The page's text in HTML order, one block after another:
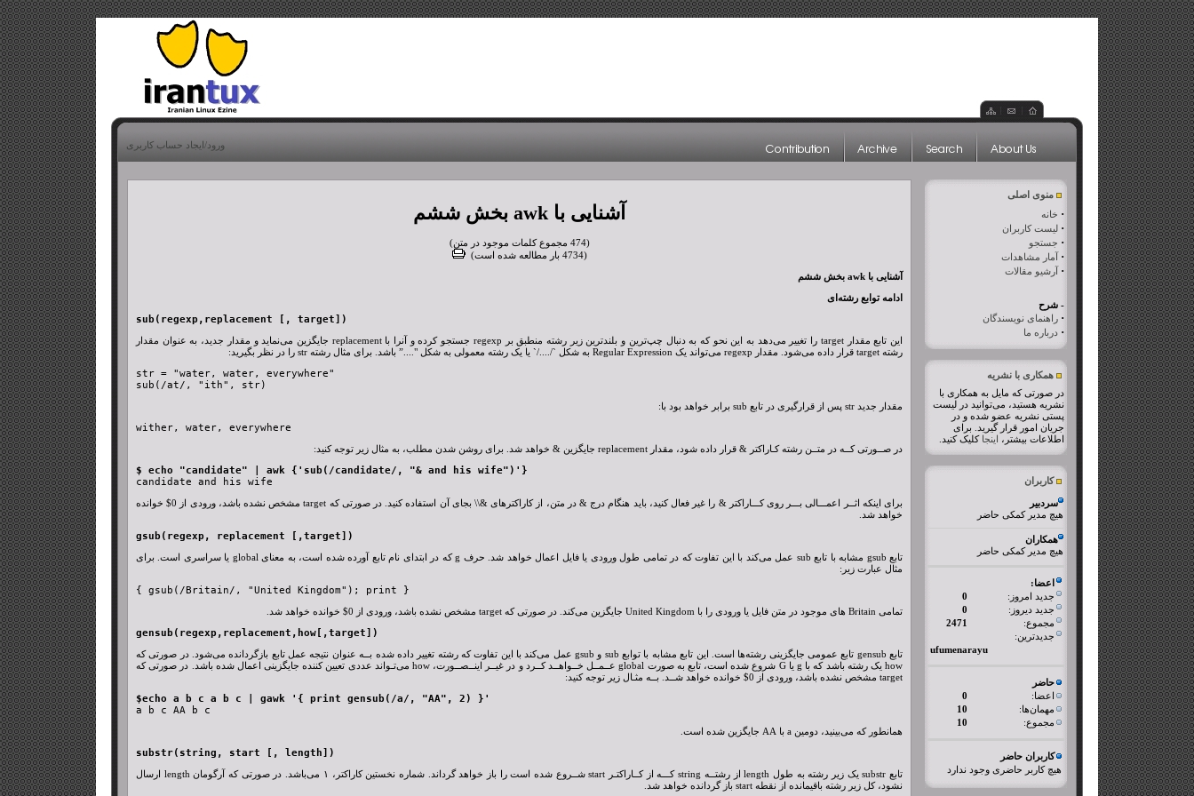
ورود/ایجاد حساب کاربری
منوی اصلی
· خانه
· لیست کاربران
· جستجو
· آمار مشاهدات
· آرشیو مقالات
- شرح
· راهنمای نویسندگان
· درباره ما
همکاری با نشریه
در صورتی که مایل به همکاری با
نشریه هستید، می‌توانید در لیست
پستی نشریه عضو شده و در
جریان امور قرار گیرید. برای
اطلاعات بیشتر، اینجا کلیک کنید.
کاربران
سردبیر
هیچ مدیر کمکی حاضر
همکاران
هیچ مدیر کمکی حاضر
اعضا:
جدید امروز:
0
جدید دیروز:
0
مجموع:
2471
جدیدترین:
ufumenarayu
حاضر
اعضا:
0
مهمان‌ها:
10
مجموع:
10
کاربران حاضر
هیچ کاربر حاضری وجود ندارد
آشنایی با awk بخش ششم
(474 مجموع کلمات موجود در متن)
(4734 بار مطالعه شده است)
آشنایی با awk بخش ششم
ادامه توابع رشته‌ای
sub(regexp,replacement [, target])
این تابع مقدار target را تغییر می‌دهد به این نحو که به دنبال چپ‌ترین و بلندترین زیر رشته منطبق بر regexp جستجو کرده و آنرا با replacement جایگزین می‌نماید و مقدار جدید، به عنوان مقدار
رشته target قرار داده می‌شود. مقدار regexp می‌تواند یک Regular Expression به شکل `/..../` یا یک رشته معمولی به شکل "....” باشد. برای مثال رشته str را در نظر بگیرید:
str = "water, water, everywhere"
sub(/at/, "ith", str)
مقدار جدید str پس از قرارگیری در تابع sub برابر خواهد بود با:
در صــورتی کــه در متــن رشته کـاراکتر & قرار داده شود، مقدار replacement جایگزین & خواهد شد. برای روشن شدن مطلب، به مثال زیر توجه کنید:
$ echo "candidate" | awk {'sub(/candidate/, "& and his wife")'}
candidate and his wife
برای اینکه اثــر اعمـــالی بـــر روی کـــاراکتر & را غیر فعال کنید، باید هنگام درج & در متن، از کاراکترهای &\\ بجای آن استفاده کنید. در صورتی که target مشخص نشده باشد، ورودی از 0$ خوانده
خواهد شد.
gsub(regexp, replacement [,target])
تابع gsub مشابه با تابع sub عمل می‌کند با این تفاوت که در تمامی طول ورودی یا فایل اعمال خواهد شد. حرف g که در ابتدای نام تابع آورده شده است، به معنای global یا سراسری است. برای
مثال عبارت زیر:
{ gsub(/Britain/, "United Kingdom"); print }
تمامی Britain های موجود در متن فایل یا ورودی را با United Kingdom جایگزین می‌کند. در صورتی که target مشخص نشده باشد، ورودی از 0$ خوانده خواهد شد.
gensub(regexp,replacement,how[,target])
تابع gensub تابع عمومی جایگزینی رشته‌ها است. این تابع مشابه با توابع sub و gsub عمل می‌کند با این تفاوت که رشته تغییر داده شده بــه عنوان نتیجه عمل تابع بازگردانده می‌شود. در صورتی که
how یک رشته باشد که با g یا G شروع شده است، تابع به صورت global عــمــل خــواهــد کــرد و در غیــر اینــصــورت، how می‌تـواند عددی تعیین کننده جایگزینی اعمال شده باشد. در صورتی که
target مشخص نشده باشد، ورودی از 0$ خوانده خواهد شــد. بــه مثـال زیر توجه کنید:
$echo a b c a b c | gawk '{ print gensub(/a/, "AA", 2) }'
a b c AA b c
همانطور که می‌بینید، دومین a با AA جایگزین شده است.
substr(string, start [, length])
تابع substr یک زیر رشته به طول length از رشتــه string کـــه از کــاراکتـر start شــروع شده است را باز خواهد گرداند. شماره نخستین کاراکتر، ۱ می‌باشد. در صورتی که آرگومان length ارسال
نشود، کل زیر رشته باقیمانده از نقطه start باز گردانده خواهد شد.